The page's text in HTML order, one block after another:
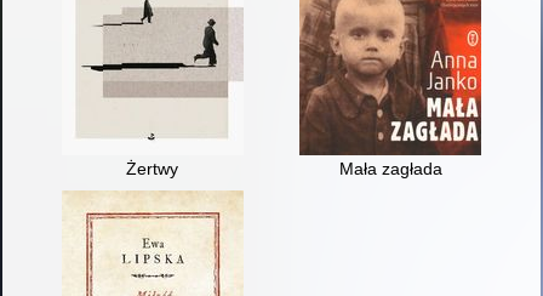
Żertwy Mała zagłada